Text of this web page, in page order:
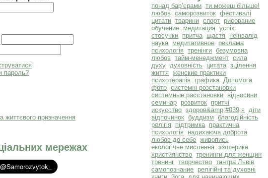
пароль?
мережах
понад бар’єрами ти можеш більше!
любов саморозвиток фестивалі
цитати тварини спорт рисование
обучение медитация
успіх
стосунки притча щастя
неінвалід
наука медитативное реклама
психологія
тренінги безумовна
любов тайм-менеджмент сила
духу духовність цитата зцілення
життя
женские практики
психотерапія
графика Допомога
фото системні розстановки
системные расстановки відносини
семинар розвиток притчі
искусство здоров&amp;#039;я
діти
відпочинок буддизм
благодійність
релігія
підтримка практична
психологія
надихаюча доброта
любов до себе живопись
екологічне мислення
эзотерика
християнство тренинги для женщин
тренинг творчество тантра Львів
самопознание релігійні та духовні